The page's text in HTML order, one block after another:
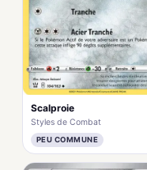
Scalproie
Styles de Combat
PEU COMMUNE